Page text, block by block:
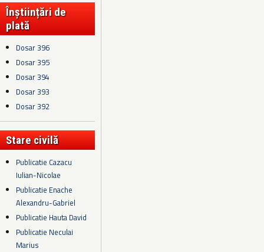
Înștiințări de
plată
Dosar 396
Dosar 395
Dosar 394
Dosar 393
Dosar 392
Stare civilă
Publicatie Cazacu
Iulian-Nicolae
Publicatie Enache
Alexandru-Gabriel
Publicatie Hauta David
Publicatie Neculai
Marius